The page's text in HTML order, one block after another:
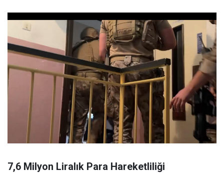
7,6 Milyon Liralık Para Hareketliliği